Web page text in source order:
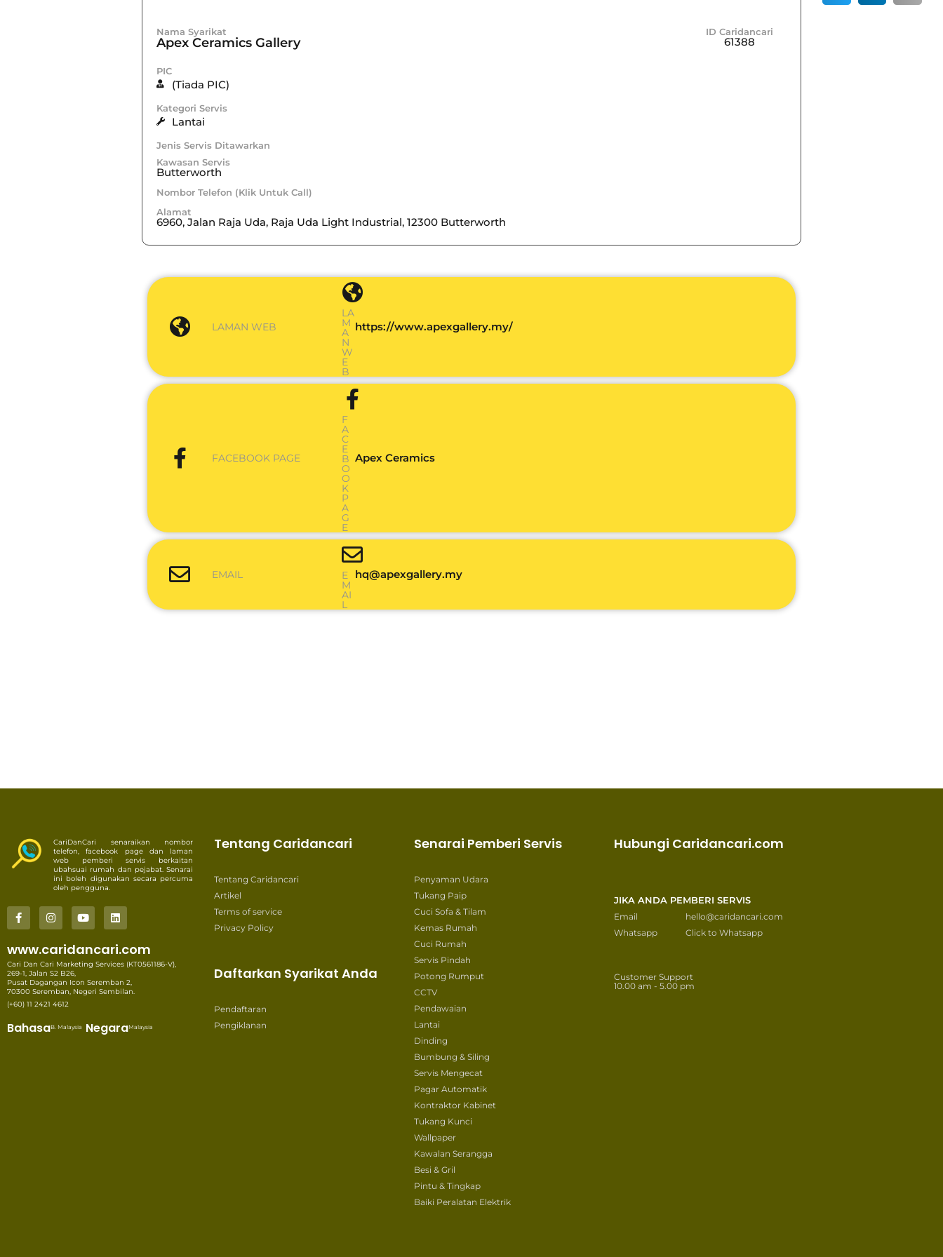
Nama Syarikat
Apex Ceramics Gallery
ID Caridancari
61388
PIC
(Tiada PIC)
Kategori Servis
Lantai
Jenis Servis Ditawarkan
Kawasan Servis
Butterworth
Nombor Telefon (Klik Untuk Call)
Alamat
6960, Jalan Raja Uda, Raja Uda Light Industrial, 12300 Butterworth
LAMAN WEB
LA
M
A
N
W
E
B
https://www.apexgallery.my/
FACEBOOK PAGE
F
A
C
E
B
O
O
K
P
A
G
E
Apex Ceramics
EMAIL E
M
AI
L
hq@apexgallery.my
CariDanCari senaraikan nombor
telefon, facebook page dan laman
web pemberi servis berkaitan
ubahsuai rumah dan pejabat. Senarai
ini boleh digunakan secara percuma
oleh pengguna.
www.caridancari.com
Cari Dan Cari Marketing Services (KT0561186-V),
269-1, Jalan S2 B26,
Pusat Dagangan Icon Seremban 2,
70300 Seremban, Negeri Sembilan.
(+60) 11 2421 4612
BahasaB. Malaysia NegaraMalaysia
Tentang Caridancari
Tentang Caridancari
Artikel
Terms of service
Privacy Policy
Daftarkan Syarikat Anda
Pendaftaran
Pengiklanan
Senarai Pemberi Servis
Penyaman Udara
Tukang Paip
Cuci Sofa & Tilam
Kemas Rumah
Cuci Rumah
Servis Pindah
Potong Rumput
CCTV
Pendawaian
Lantai
Dinding
Bumbung & Siling
Servis Mengecat
Pagar Automatik
Kontraktor Kabinet
Tukang Kunci
Wallpaper
Kawalan Serangga
Besi & Gril
Pintu & Tingkap
Baiki Peralatan Elektrik
Hubungi Caridancari.com
JIKA ANDA PEMBERI SERVIS
Email
hello@caridancari.com
Whatsapp
Click to Whatsapp
Customer Support
10.00 am - 5.00 pm